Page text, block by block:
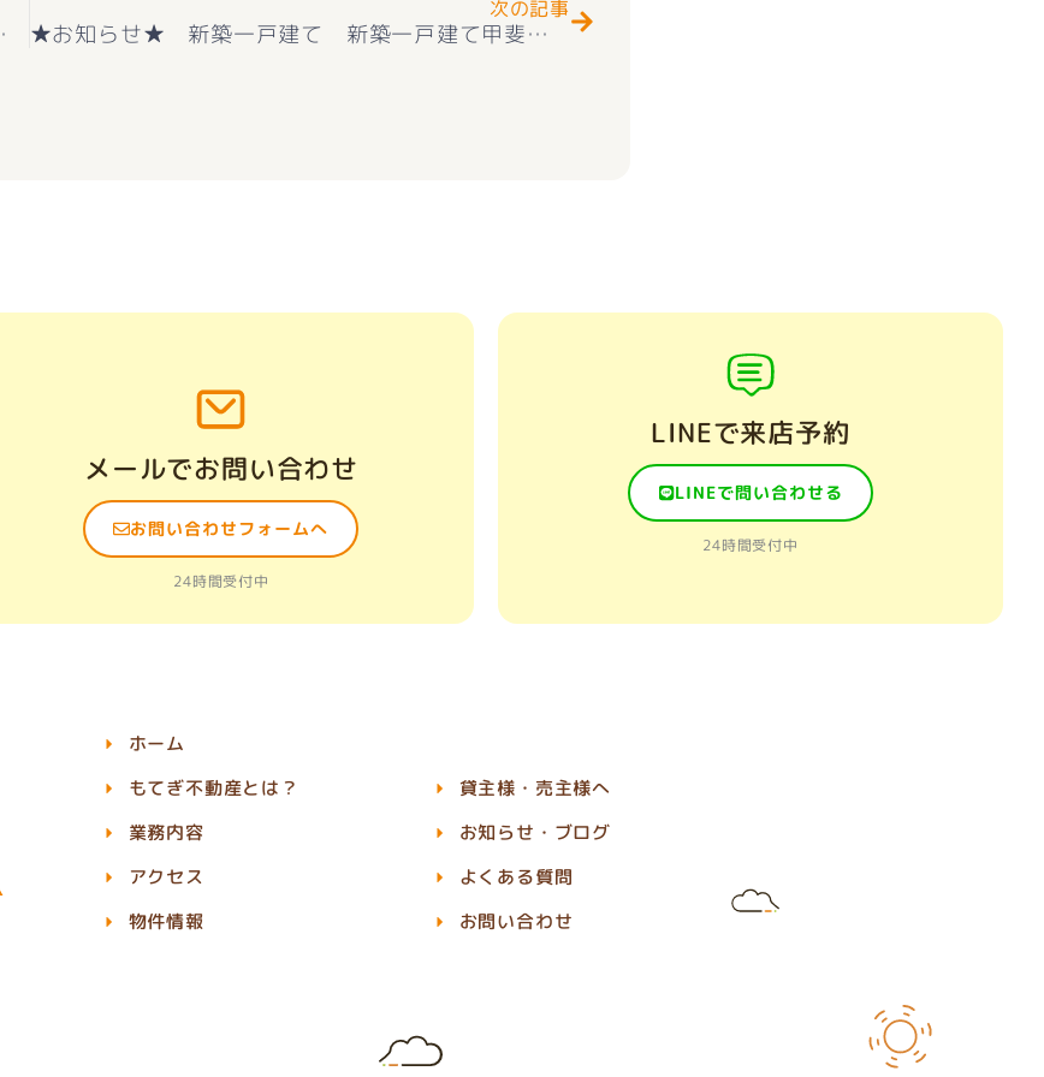
評販売中
次の記事
★お知らせ★ 新築一戸建て 新築一戸建て甲斐市中下条 2階建 ３ＬＤＫ １号 デザイナーズコンパクト分譲 好評販売中(^^♪
メールでお問い合わせ
お問い合わせフォームへ
24時間受付中
LINEで来店予約
LINEで問い合わせる
24時間受付中
ホーム
もてぎ不動産とは？
業務内容
アクセス
物件情報
貸主様・売主様へ
お知らせ・ブログ
よくある質問
お問い合わせ